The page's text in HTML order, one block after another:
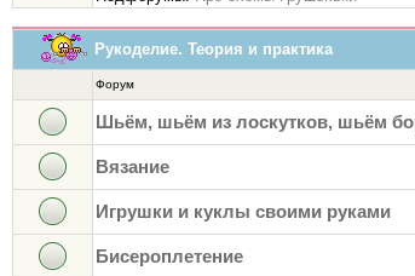
Рукоделие. Теория и практика
Форум
Шьём, шьём из лоскутков, шьём
Вязание
Игрушки и куклы своими руками
Бисероплетение